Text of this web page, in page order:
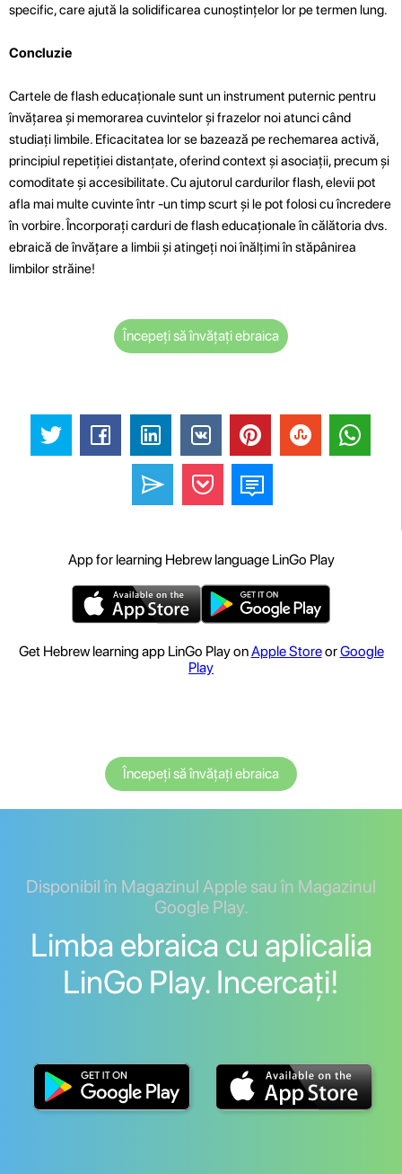
specific, care ajută la solidificarea cunoștințelor lor pe termen lung.
Concluzie
Cartele de flash educaționale sunt un instrument puternic pentru
învățarea și memorarea cuvintelor și frazelor noi atunci când
studiați limbile. Eficacitatea lor se bazează pe rechemarea activă,
principiul repetiției distanțate, oferind context și asociații, precum și
comoditate și accesibilitate. Cu ajutorul cardurilor flash, elevii pot
afla mai multe cuvinte într -un timp scurt și le pot folosi cu încredere
în vorbire. Încorporați carduri de flash educaționale în călătoria dvs.
ebraică de învățare a limbii și atingeți noi înălțimi în stăpânirea
limbilor străine!
Începeți să învățați ebraica
App for learning Hebrew language LinGo Play
Get Hebrew learning app LinGo Play onApple StoreorGoogle
Play
Începeți să învățați ebraica
Disponibil în Magazinul Apple sau în Magazinul
Google Play.
Limba ebraica cu aplicalia
LinGo Play. Incercați!